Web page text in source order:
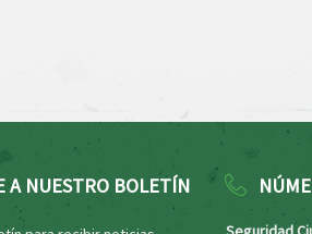
A NUESTRO BOLETÍN